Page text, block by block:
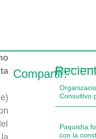
Compartir:
Consultivo
Paquisha
con la